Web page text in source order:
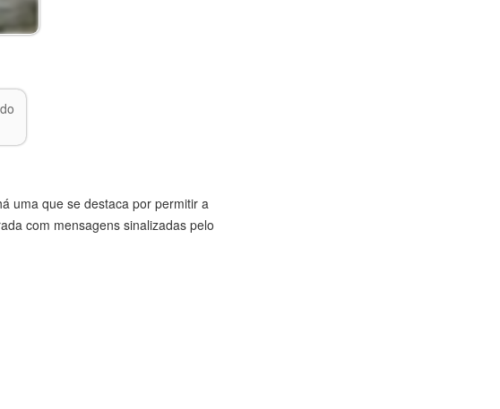
uma que se destaca por permitir a
com mensagens sinalizadas pelo